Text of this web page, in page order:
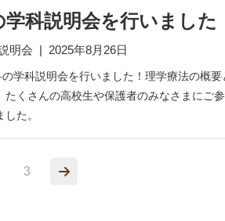
科説明会を行いました
明会 2025年8月26日
学科説明会を行いました！理学療法の概
くさんの高校生や保護者のみなさまにご
た。
3